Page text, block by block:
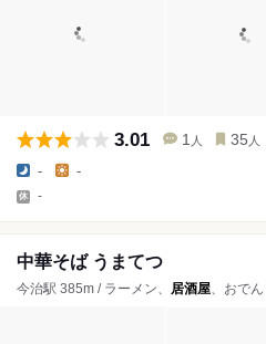
3.01 1 人 35 人
- -
-
中華そば うまてつ
今治駅 385m / ラーメン、 居酒屋、おでん